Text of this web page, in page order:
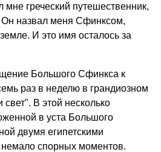
мне греческий путешественник,
Он назвал меня Сфинксом,
И это имя осталось за
Большого Сфинкса к
раз в неделю в грандиозном
В этой несколько
в уста Большого
двумя египетскими
немало спорных моментов.